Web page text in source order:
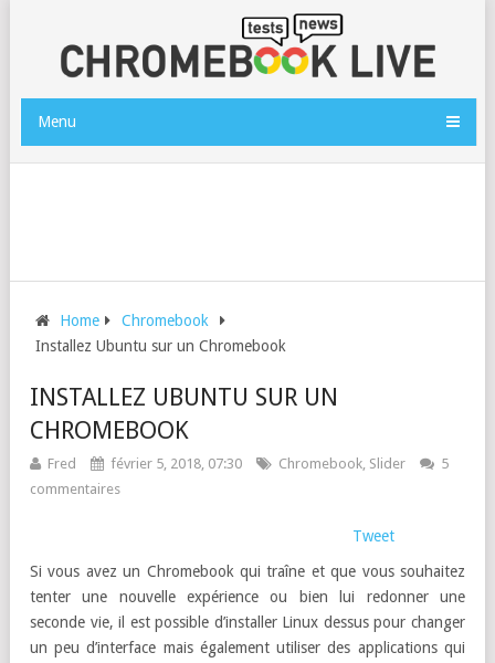
Menu
Home
Chromebook
Installez Ubuntu sur un Chromebook
INSTALLEZ UBUNTU SUR UN
CHROMEBOOK
Fred février 5, 2018, 07:30 Chromebook, Slider
5
commentaires
Tweet
Si vous avez un Chromebook qui traîne et que vous souhaitez
tenter une nouvelle expérience ou bien lui redonner une
seconde vie, il est possible d’installer Linux dessus pour changer
un peu d’interface mais également utiliser des applications qui